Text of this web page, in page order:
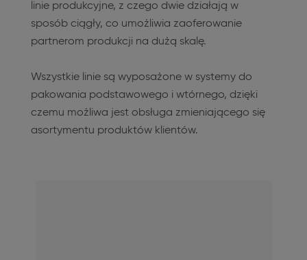
linie produkcyjne, z czego dwie działają w
sposób ciągły, co umożliwia zaoferowanie
partnerom produkcji na dużą skalę.
Wszystkie linie są wyposażone w systemy do
pakowania podstawowego i wtórnego, dzięki
czemu możliwa jest obsługa zmieniającego się
asortymentu produktów klientów.